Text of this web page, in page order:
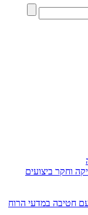
וחקר ביצועים
חטיבה במדעי הרוח